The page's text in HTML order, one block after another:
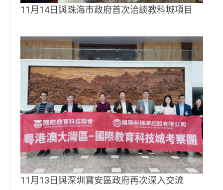
11月14日與珠海市政府首次洽談教科城項目
11月13日與深圳寶安區政府再次深入交流